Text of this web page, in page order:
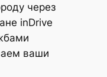
через
inDrive
ваши